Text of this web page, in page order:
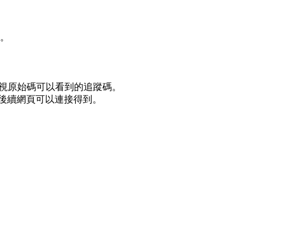
原始碼可以看到的追蹤碼。
續網頁可以連接得到。